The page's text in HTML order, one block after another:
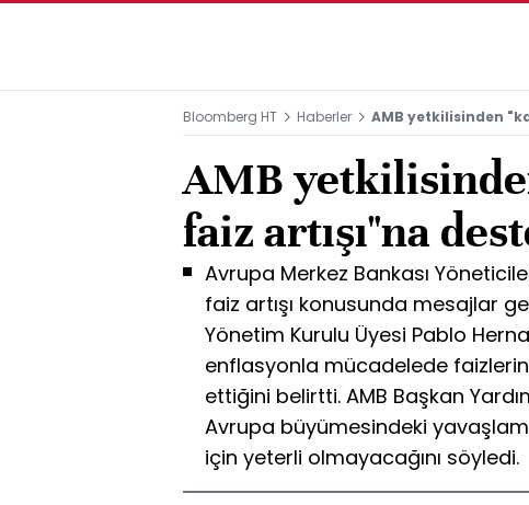
Bloomberg HT Haberler AMB yetkilisinden
AMB
faiz artışı"na
Avrupa Merkez Bankası
faiz artışı konusunda mesajlar
Yönetim Kurulu Üyesi Pablo
enflasyonla mücadelede
ettiğini belirtti. AMB Başkan
Avrupa büyümesindeki
için yeterli olmayacağını söyledi.